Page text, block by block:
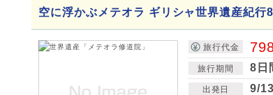
空に浮かぶメテオラ ギリシャ世界遺産紀行
旅行代金
旅行期間 8日
出発日 9/